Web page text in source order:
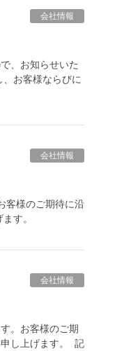
会社情報
、お知らせいた
お客様ならびに
会社情報
客様のご期待に沿
す。
会社情報
。お客様のご期
し上げます。 記